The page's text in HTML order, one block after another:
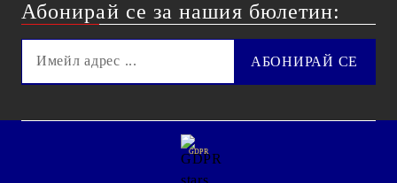
Абонирай се за нашия бюлетин:
GDPR